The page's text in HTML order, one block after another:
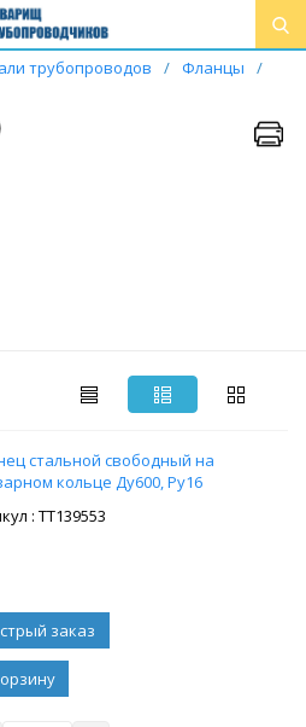
трубопроводов / Фланцы
/
стальной свободный на
кольце Ду600, Ру16
: ТТ139553